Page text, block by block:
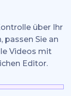
über Ihr
passen Sie an
Videos mit
Editor.